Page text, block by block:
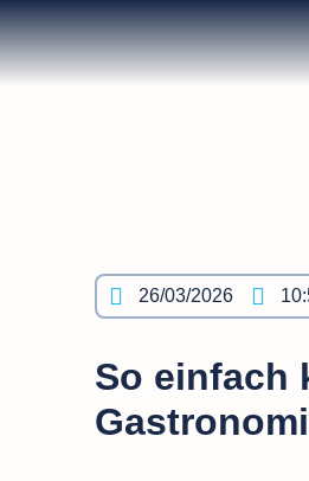
26/03/2026
So einfach